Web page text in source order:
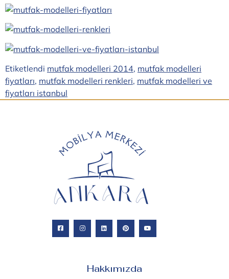
Etiketlendi mutfak modelleri 2014, mutfak modelleri
fiyatları, mutfak modelleri renkleri, mutfak modelleri ve
fiyatları istanbul
Hakkımızda